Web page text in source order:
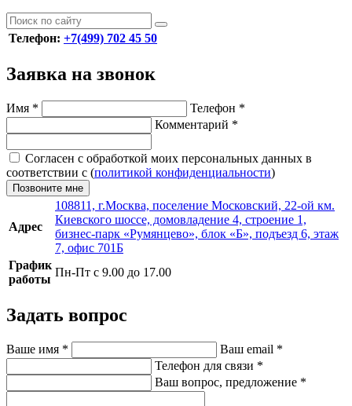
Телефон: +7(499) 702 45 50
Заявка на звонок
Имя * Телефон *
Комментарий *
Согласен с обработкой моих персональных данных в
соответствии с (политикой конфиденциальности)
Позвоните мне
Адрес
108811, г.Москва, поселение Московский, 22-ой км.
Киевского шоссе, домовладение 4, строение 1,
бизнес-парк «Румянцево», блок «Б», подъезд 6, этаж
7, офис 701Б
График
работы
Пн-Пт с 9.00 до 17.00
Задать вопрос
Ваше имя * Ваш email *
Телефон для связи *
Ваш вопрос, предложение *